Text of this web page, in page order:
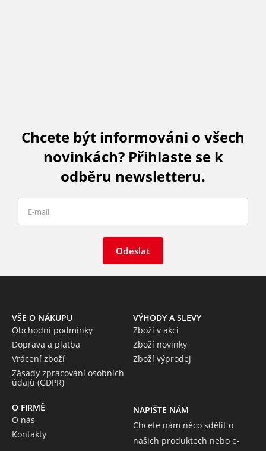
Chcete být informováni o všech
novinkách? Přihlaste se k
odběru newsletteru.
Odeslat
VŠE O NÁKUPU
Obchodní podmínky
Doprava a platba
Vrácení zboží
Zásady zpracování osobních
údajů (GDPR)
VÝHODY A SLEVY
Zboží v akci
Zboží novinky
Zboží výprodej
O FIRMĚ
O nás
Kontakty
NAPIŠTE NÁM
Chcete nám něco sdělit o
našich produktech nebo e-